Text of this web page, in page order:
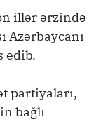
illər ərzində
Azərbaycanı
edib.
partiyaları,
bağlı